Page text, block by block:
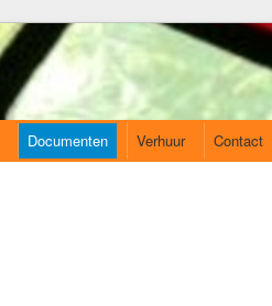
Documenten Verhuur Contact